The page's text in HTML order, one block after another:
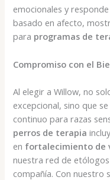
emocionales y
basado en afecto,
para programas de
Compromiso con el
Al elegir a Willow, no
excepcional, sino que
continuo para razas
perros de terapia
en fortalecimiento de
nuestra red de
compañía. Con nuestro